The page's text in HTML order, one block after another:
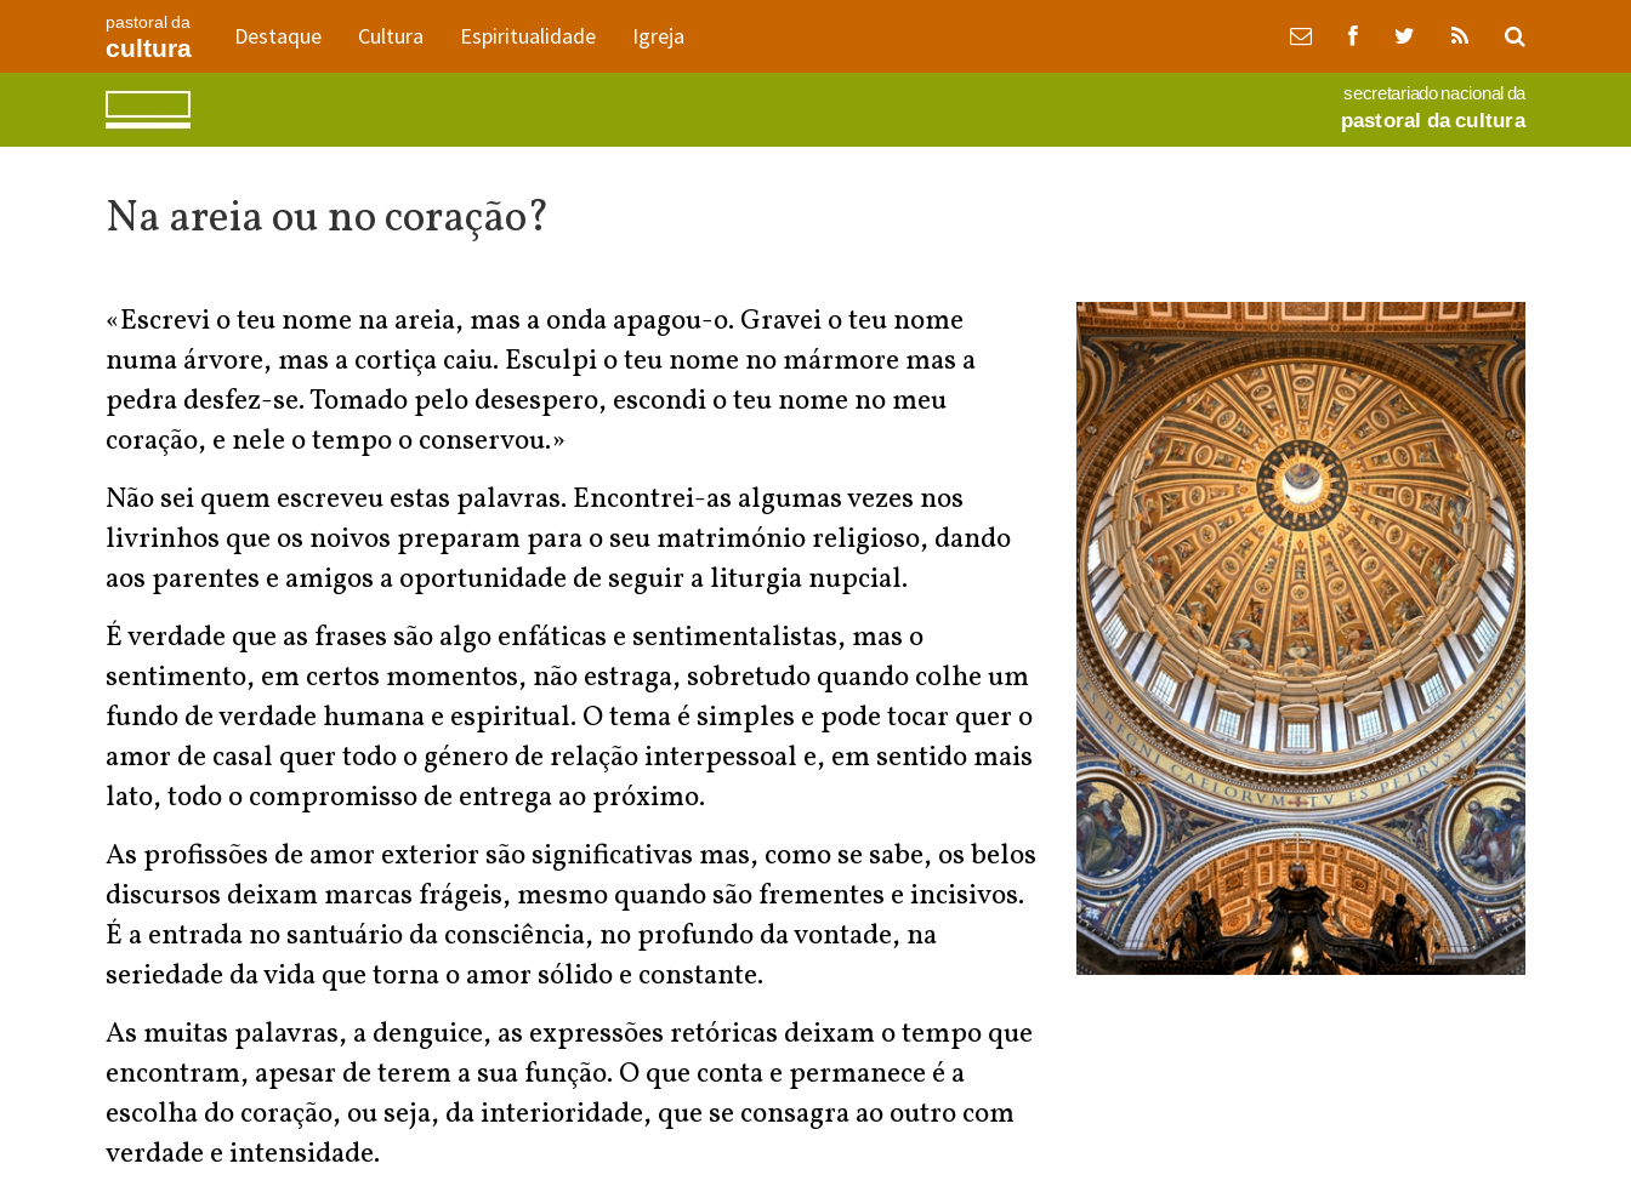
pastoral da
cultura Destaque Cultura Espiritualidade Igreja
secretariado nacional da
pastoral da cultura
Na areia ou no coração?
«Escrevi o teu nome na areia, mas a onda apagou-o. Gravei o teu nome
numa árvore, mas a cortiça caiu. Esculpi o teu nome no mármore mas a
pedra desfez-se. Tomado pelo desespero, escondi o teu nome no meu
coração, e nele o tempo o conservou.»
Não sei quem escreveu estas palavras. Encontrei-as algumas vezes nos
livrinhos que os noivos preparam para o seu matrimónio religioso, dando
aos parentes e amigos a oportunidade de seguir a liturgia nupcial.
É verdade que as frases são algo enfáticas e sentimentalistas, mas o
sentimento, em certos momentos, não estraga, sobretudo quando colhe um
fundo de verdade humana e espiritual. O tema é simples e pode tocar quer o
amor de casal quer todo o género de relação interpessoal e, em sentido mais
lato, todo o compromisso de entrega ao próximo.
As profissões de amor exterior são significativas mas, como se sabe, os belos
discursos deixam marcas frágeis, mesmo quando são frementes e incisivos.
É a entrada no santuário da consciência, no profundo da vontade, na
seriedade da vida que torna o amor sólido e constante.
As muitas palavras, a denguice, as expressões retóricas deixam o tempo que
encontram, apesar de terem a sua função. O que conta e permanece é a
escolha do coração, ou seja, da interioridade, que se consagra ao outro com
verdade e intensidade.